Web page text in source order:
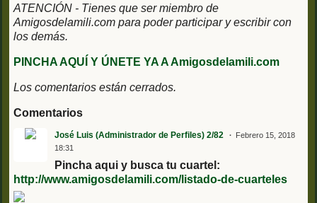
ATENCIÓN - Tienes que ser miembro de
Amigosdelamili.com para poder participar y escribir con
los demás.
PINCHA AQUÍ Y ÚNETE YA A Amigosdelamili.com
Los comentarios están cerrados.
Comentarios
José Luis (Administrador de Perfiles) 2/82
Febrero 15, 2018
18:31
Pincha aqui y busca tu cuartel:
http://www.amigosdelamili.com/listado-de-cuarteles